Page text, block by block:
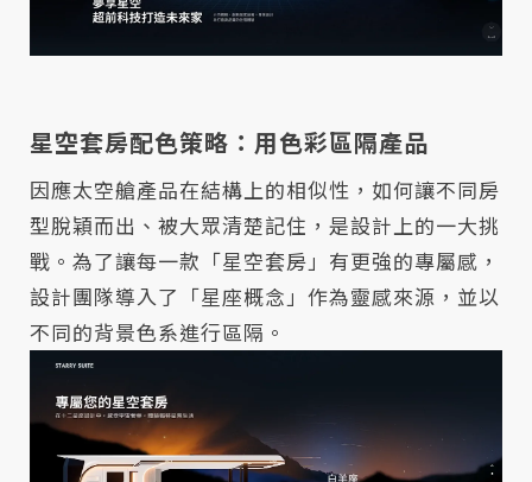
星空套房配色策略：用色彩區隔產品
因應太空艙產品在結構上的相似性，如何讓不同房
型脫穎而出、被大眾清楚記住，是設計上的一大挑
戰。為了讓每一款「星空套房」有更強的專屬感，
設計團隊導入了「星座概念」作為靈感來源，並以
不同的背景色系進行區隔。